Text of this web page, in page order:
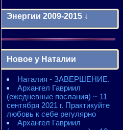
Энергии 2009-2015 ↓
2010 - энергии месяцев
2010 - ЭНЕРГИИ года
2011 - энергии месяцев
2011 - ЭНЕРГИИ года
2012 - энергии месяцев
2012 - ЭНЕРГИИ года
2013 - энергии месяцев
2013 - ЭНЕРГИИ года
2014 - энергии месяцев
Новое у Наталии
Наталия - ЗАВЕРШЕНИЕ.
Архангел Гавриил
(ежедневные послания) ~ 11
сентября 2021 г. Практикуйте
любовь к себе регулярно
Архангел Гавриил